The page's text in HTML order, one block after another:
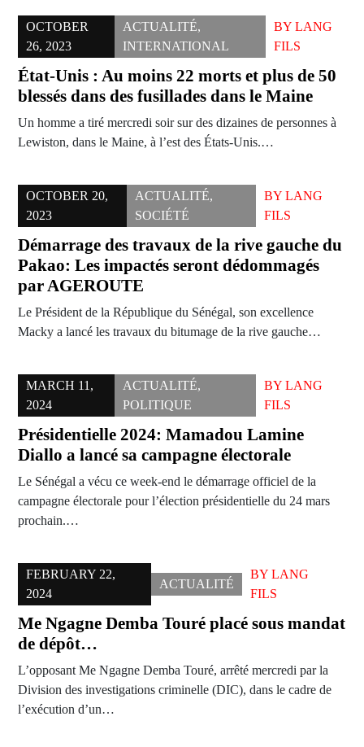
OCTOBER
26, 2023
ACTUALITÉ,
INTERNATIONAL
BYLANG
FILS
État-Unis : Au moins 22 morts et plus de 50
blessés dans des fusillades dans le Maine
Un homme a tiré mercredi soir sur des dizaines de personnes à
Lewiston, dans le Maine, à l’est des États-Unis.…
OCTOBER 20,
2023
ACTUALITÉ,
SOCIÉTÉ
BYLANG
FILS
Démarrage des travaux de la rive gauche du
Pakao: Les impactés seront dédommagés
par AGEROUTE
Le Président de la République du Sénégal, son excellence
Macky a lancé les travaux du bitumage de la rive gauche…
MARCH 11,
2024
ACTUALITÉ,
POLITIQUE
BYLANG
FILS
Présidentielle 2024: Mamadou Lamine
Diallo a lancé sa campagne électorale
Le Sénégal a vécu ce week-end le démarrage officiel de la
campagne électorale pour l’élection présidentielle du 24 mars
prochain.…
FEBRUARY 22,
2024
ACTUALITÉ
BYLANG
FILS
Me Ngagne Demba Touré placé sous mandat
de dépôt…
L’opposant Me Ngagne Demba Touré, arrêté mercredi par la
Division des investigations criminelle (DIC), dans le cadre de
l’exécution d’un…